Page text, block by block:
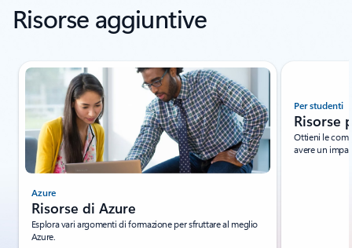
Risorse aggiuntive
Visualizzazione della diapositiva 1 di 3
Azure
Risorse di Azure
Esplora vari argomenti di formazione per sfruttare al meglio
Azure.